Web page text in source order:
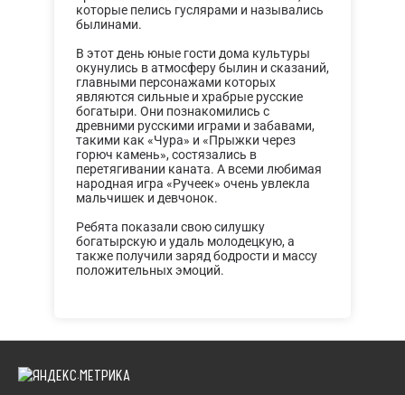
которые пелись гуслярами и назывались
былинами.
В этот день юные гости дома культуры
окунулись в атмосферу былин и сказаний,
главными персонажами которых
являются сильные и храбрые русские
богатыри. Они познакомились с
древними русскими играми и забавами,
такими как «Чура» и «Прыжки через
горюч камень», состязались в
перетягивании каната. А всеми любимая
народная игра «Ручеек» очень увлекла
мальчишек и девчонок.
Ребята показали свою силушку
богатырскую и удаль молодецкую, а
также получили заряд бодрости и массу
положительных эмоций.